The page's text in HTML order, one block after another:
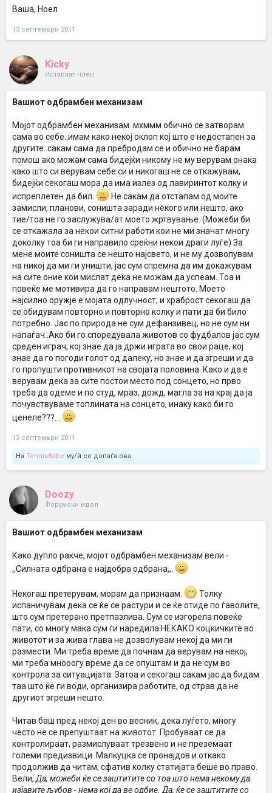
Ваша, Ноел
13 септември 2011
Kicky
Истакнат член
Вашиот одбрамбен механизам
Мојот одбрамбен механизам..мхммм обично се затворам
сама во себе..имам како некој оклоп кој што е недостапен за
другите..сакам сама да пребродам се и обично не барам
помош ако можам сама бидејќи никому не му верувам онака
како што си верувам себе си и никогаш не се откажувам,
бидејќи секогаш мора да има излез од лавиринтот колку и
испреплетен да бил.
Не сакам да отстапам од моите
замисли, планови, соништа заради некого или нешто, ако
тие/тоа не го заслужува/ат моето жртвување. (Можеби би
се откажала за некои ситни работи кои не ми значат многу
доколку тоа би ги направило среќни некои драги луѓе) За
мене моите соништа се нешто најсвето, и не му дозволувам
на никој да ми ги уништи, јас сум спремна да им докажувам
на сите оние кои мислат дека не можам да успеам. Тоа и
повеќе ме мотивира да го направам нештото. Моето
најсилно оружје е мојата одлучност, и храброст секогаш да
се обидувам повторно и повторно колку и пати да би било
потребно. Јас по природа не сум дефанзивец, но не сум ни
напаѓач..Ако би го споредувала животов со фудбалов јас сум
среден играч, кој знае да ја држи играта во свои раце, кој
знае да го погоди голот од далеку, но знае и да згреши и да
го пропушти противникот на својата половина. Како и да е
верувам дека за сите постои место под сонцето, но прво
треба да одеме и по студ, мраз, дожд, магла за на крај да ја
почувствуваме топлината на сонцето, инаку како би го
ценеле???...
13 септември 2011
На TennisBabe му/ѝ се допаѓа ова.
Doozy
Форумски идол
Вашиот одбрамбен механизам
Како дупло ракче, мојот одбрамбен механизам вели -
,,Силната одбрана е најдобра одбрана,,.
Некогаш претерувам, морам да признаам.
Толку
испаничувам дека се ќе се растури и се ќе отиде по ѓаволите,
што сум претерано претпазлива. Сум се изгорела повеќе
пати, со многу мака сум ги наредила НЕКАКО коцкичките во
животот и за жива глава не дозволувам некој да ми ги
размести. Ми треба време да почнам да верувам на некој,
ми треба мнооогу време да се опуштам и да не сум во
контрола за ситуацијата. Затоа и секогаш сакам јас да бидам
таа што ќе ги води, организира работите, од страв да не
другиот згреши нешто.
Читав баш пред некој ден во весник, дека луѓето, многу
често не се препуштаат на животот. Пробуваат се да
контролираат, размислуваат трезвено и не преземаат
големи предизвици. Малкуцка се пронајдов и откако
продолжив да читам, сфатив колку статијата беше во право.
Вели, Да, можеби ќе се заштитите со тоа што нема некому да
изјавите љубов - нема кој да ве одбие. Да, ќе се заштитите со